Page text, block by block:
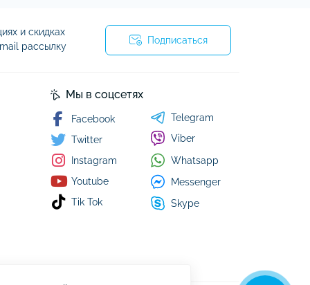
и скидках
рассылку
Подписаться
Мы в соцсетях
Facebook
Twitter
Instagram
Youtube
Tik Tok
Telegram
Viber
Whatsapp
Messenger
Skype